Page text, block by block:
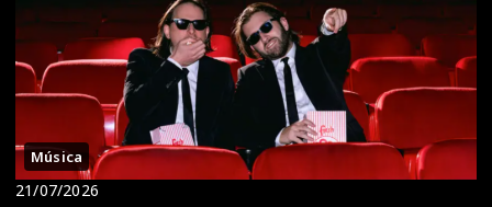
Música
21/07/2026